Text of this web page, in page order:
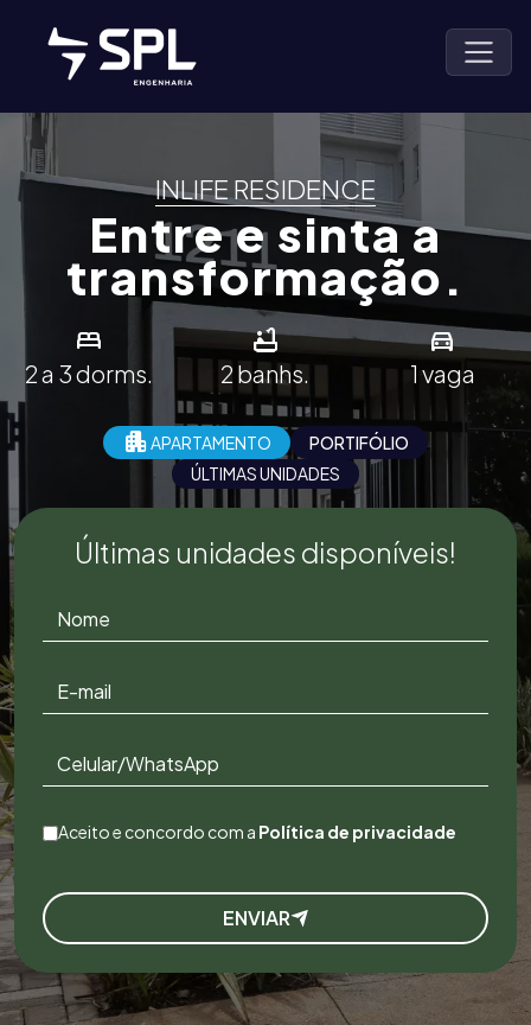
INLIFE RESIDENCE
Entre e sinta a
transformação.
bed
2 a 3 dorms.
bathtub
2 banhs.
directions_car
1 vaga
apartment APARTAMENTO
PORTIFÓLIO
ÚLTIMAS UNIDADES
Últimas unidades disponíveis!
Aceito e concordo com a Política de privacidade
ENVIAR